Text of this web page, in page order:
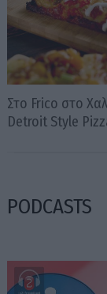
Στο Frico στο
Detroit Style
PODCASTS